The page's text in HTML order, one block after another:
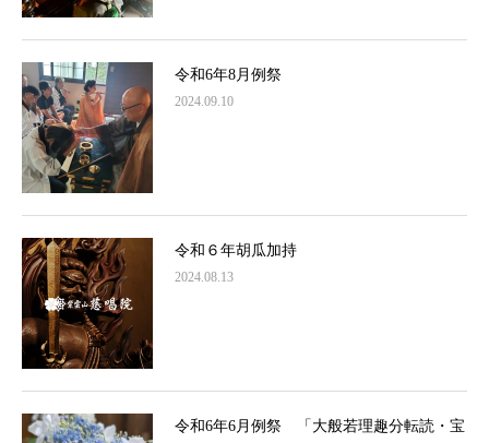
令和6年8月例祭
2024.09.10
令和６年胡瓜加持
2024.08.13
令和6年6月例祭 「大般若理趣分転読・宝